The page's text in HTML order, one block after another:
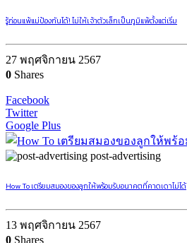
รู้ก่อนแพ้แม่ป้องกันได้! ไม่ให้เจ้าตัวเล็กเป็นภูมิแพ้ตั้งแต่เริ่ม
27 พฤศจิกายน 2567
0 Shares
Facebook
Twitter
Google Plus
post-advertising
How To เตรียมสมองของลูกให้พร้อมรับอนาคตที่คาดเดาไม่ได้
13 พฤศจิกายน 2567
0 Shares